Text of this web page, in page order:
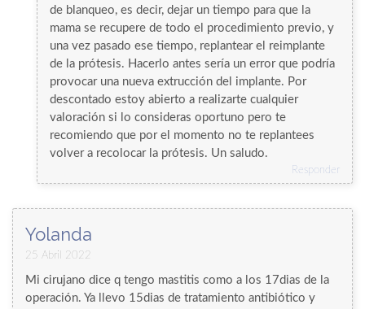
de blanqueo, es decir, dejar un tiempo para que la
mama se recupere de todo el procedimiento previo, y
una vez pasado ese tiempo, replantear el reimplante
de la prótesis. Hacerlo antes sería un error que podría
provocar una nueva extrucción del implante. Por
descontado estoy abierto a realizarte cualquier
valoración si lo consideras oportuno pero te
recomiendo que por el momento no te replantees
volver a recolocar la prótesis. Un saludo.
Responder
Yolanda
25 Abril 2022
Mi cirujano dice q tengo mastitis como a los 17dias de la
operación. Ya llevo 15dias de tratamiento antibiótico y